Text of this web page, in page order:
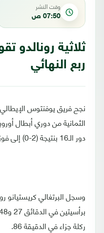
وقت النشر
07:50 ص
ثلاثية رونالدو
ربع النهائي
نجح فريق يوفنتوس
الثمانية من دوري أبطال
دور الـ16 بنتيجة (2-0) إلى فوز في مباراة الإياب بنتيجة (3-0).
وسجل البرتغالي كريستيانو
ركلة جزاء في الدقيقة 86.